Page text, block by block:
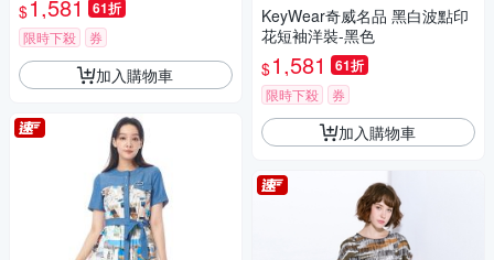
$1,581 61折
限時下殺 券
加入購物車
KeyWear奇威名品 黑白波點印
花短袖洋裝-黑色
$1,581 61折
限時下殺 券
加入購物車